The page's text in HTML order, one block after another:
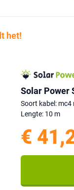
het!
Solar Power
Soort kabel: mc4
Lengte: 10 m
€